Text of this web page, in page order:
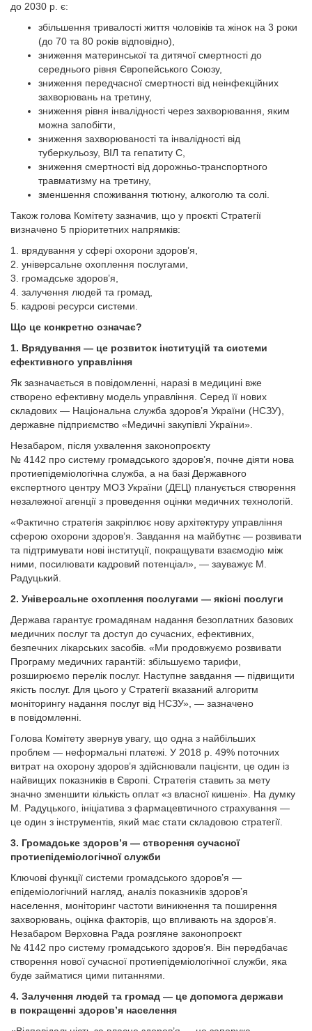
до 2030 р. є:
збільшення тривалості життя чоловіків та жінок на 3 роки
(до 70 та 80 років відповідно),
зниження материнської та дитячої смертності до
середнього рівня Європейського Союзу,
зниження передчасної смертності від неінфекційних
захворювань на третину,
зниження рівня інвалідності через захворювання, яким
можна запобігти,
зниження захворюваності та інвалідності від
туберкульозу, ВІЛ та гепатиту С,
зниження смертності від дорожньо-транспортного
травматизму на третину,
зменшення споживання тютюну, алкоголю та солі.
Також голова Комітету зазначив, що у проєкті Стратегії
визначено 5 пріоритетних напрямків:
1. врядування у сфері охорони здоров’я,
2. універсальне охоплення послугами,
3. громадське здоров’я,
4. залучення людей та громад,
5. кадрові ресурси системи.
Що це конкретно означає?
1. Врядування — це розвиток інституцій та системи
ефективного управління
Як зазначається в повідомленні, наразі в медицині вже
створено ефективну модель управління. Серед її нових
складових — Національна служба здоров’я України (НСЗУ),
державне підприємство «Медичні закупівлі України».
Незабаром, після ухвалення законопроєкту
№ 4142 про систему громадського здоров’я, почне діяти нова
протиепідеміологічна служба, а на базі Державного
експертного центру МОЗ України (ДЕЦ) планується створення
незалежної агенції з проведення оцінки медичних технологій.
«Фактично стратегія закріплює нову архітектуру управління
сферою охорони здоров’я. Завдання на майбутнє — розвивати
та підтримувати нові інституції, покращувати взаємодію між
ними, посилювати кадровий потенціал», — зауважує М.
Радуцький.
2. Універсальне охоплення послугами — якісні послуги
Держава гарантує громадянам надання безоплатних базових
медичних послуг та доступ до сучасних, ефективних,
безпечних лікарських засобів. «Ми продов­жуємо розвивати
Програму медичних гарантій: збільшуємо тарифи,
розширюємо перелік послуг. Наступне завдання — підвищити
якість послуг. Для цього у Стратегії вказаний алгоритм
моніторингу надання послуг від НСЗУ», — зазначено
в повідомленні.
Голова Комітету звернув увагу, що одна з найбільших
проблем — неформальні платежі. У 2018 р. 49% поточних
витрат на охорону здоров’я здійснювали пацієнти, це один із
найвищих показників в Європі. Стратегія ставить за мету
значно зменшити кількість оплат «з власної кишені». На думку
М. Радуцького, ініціатива з фармацевтичного страхування —
це один з інструментів, який має стати складовою стратегії.
3. Громадське здоров’я — створення сучасної
протиепідеміологічної служби
Ключові функції системи громадського здоров’я —
епідеміологічний нагляд, аналіз показників здоров’я
населення, моніторинг частоти виникнення та поширення
захворювань, оцінка факторів, що впливають на здоров’я.
Незабаром Верховна Рада розгляне законопроєкт
№ 4142 про систему громадського здоров’я. Він передбачає
створення нової сучасної протиепідеміологічної служби, яка
буде займатися цими питаннями.
4. Залучення людей та громад — це допомога держави
в покращенні здоров’я населення